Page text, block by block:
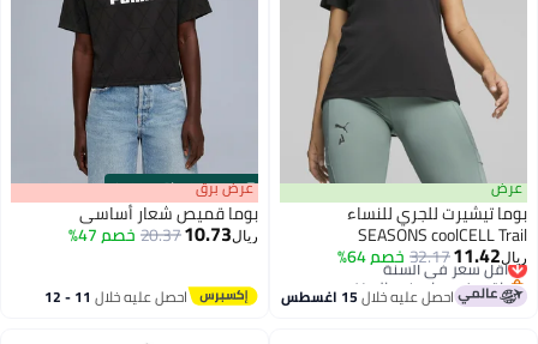
عرض
بوما تيشيرت للجري للنساء
SEASONS coolCELL Trail
ريال11.42
32.17خصم 64%
أقل سعر في السنة
باقي 1 وحدات في المخزون
أقل سعر في السنة
احصل عليه خلال15 اغسطس
00m:00s
·باقي 100% عرض برق
بوما قميص شعار أساسي
ريال10.73
20.37خصم 47%
احصل عليه خلال 11 - 12